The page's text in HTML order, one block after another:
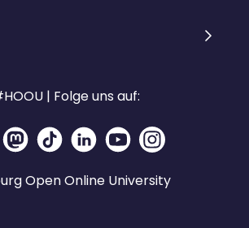
| Folge uns auf:
Open Online University